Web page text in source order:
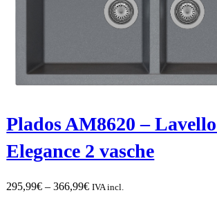
Plados AM8620 –
Elegance 2 vasche
295,99€ – 366,99€Fascia
IVA incl.